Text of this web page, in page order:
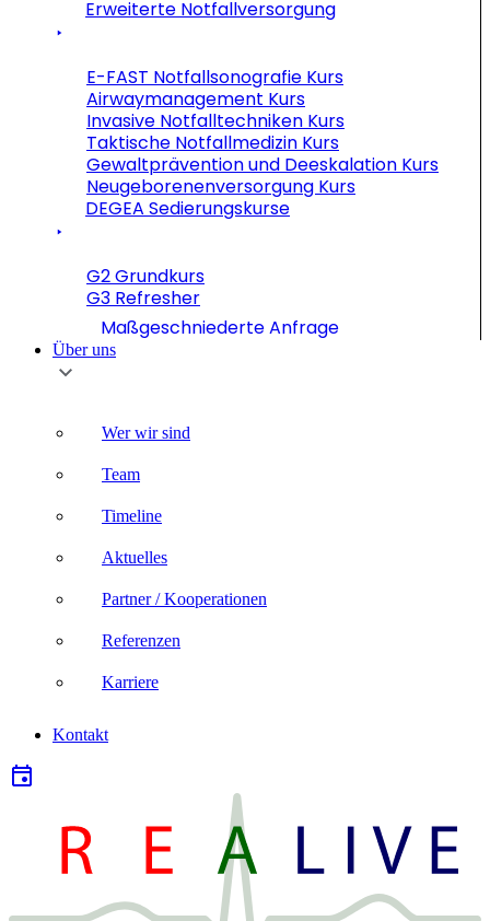
Erweiterte Notfallversorgung
E-FAST Notfallsonografie Kurs
Airwaymanagement Kurs
Invasive Notfalltechniken Kurs
Taktische Notfallmedizin Kurs
Gewaltprävention und Deeskalation Kurs
Neugeborenenversorgung Kurs
DEGEA Sedierungskurse
G2 Grundkurs
G3 Refresher
Maßgeschniederte Anfrage
Über uns
Wer wir sind
Team
Timeline
Aktuelles
Partner / Kooperationen
Referenzen
Karriere
Kontakt